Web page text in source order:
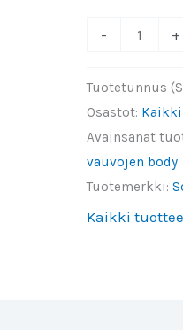
-
pääsen
ISKÄN
(body)
+
Tuotetunnus
Osastot:
Avainsanat
vauvojen body
Tuotemerkki:
Kaikki